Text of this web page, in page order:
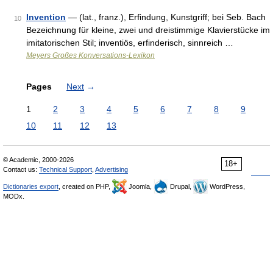
10 Invention — (lat., franz.), Erfindung, Kunstgriff; bei Seb. Bach
Bezeichnung für kleine, zwei und dreistimmige Klavierstücke im
imitatorischen Stil; inventiös, erfinderisch, sinnreich …
Meyers Großes Konversations-Lexikon
Pages Next →
1 2 3 4 5 6 7 8
9
10
11 12 13
18+
© Academic, 2000-2026
Contact us: Technical Support Advertising
Dictionaries export , created on PHP, Joomla, Drupal,
WordPress,
MODx.